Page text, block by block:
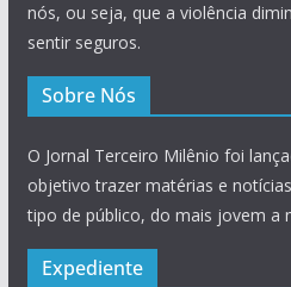
nós, ou seja, que a violência
sentir seguros.
Sobre Nós
O Jornal Terceiro Milênio foi
objetivo trazer matérias e
tipo de público, do mais jovem a
Expediente